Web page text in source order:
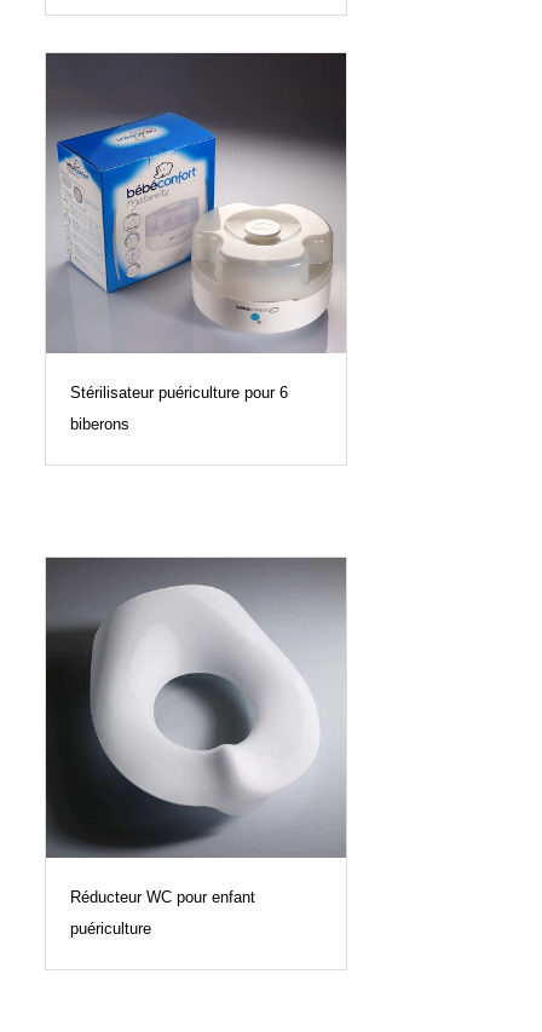
Stérilisateur puériculture pour 6
biberons
Réducteur WC pour enfant
puériculture